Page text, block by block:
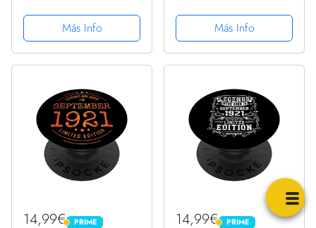
cumpleaños 99 Camiseta
Más Info
PopSockets PopGrip
Intercambiable
Más Info
14,99€ PRIME
PRIME 14,99€ PRIME
PRIME